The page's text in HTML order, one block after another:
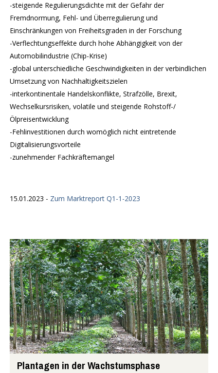
-steigende Regulierungsdichte mit der Gefahr der
Fremdnormung, Fehl- und Überregulierung und
Einschränkungen von Freiheitsgraden in der Forschung
-Verflechtungseffekte durch hohe Abhängigkeit von der
Automobilindustrie (Chip-Krise)
-global unterschiedliche Geschwindigkeiten in der verbindlichen
Umsetzung von Nachhaltigkeitszielen
-interkontinentale Handelskonflikte, Strafzölle, Brexit,
Wechselkursrisiken, volatile und steigende Rohstoff-/
Ölpreisentwicklung
-Fehlinvestitionen durch womöglich nicht eintretende
Digitalisierungsvorteile
-zunehmender Fachkräftemangel
15.01.2023 - Zum Marktreport Q1-1-2023
Plantagen in der Wachstumsphase